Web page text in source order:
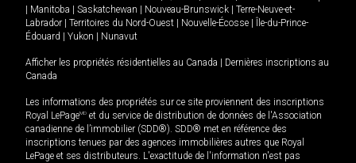
Manitoba Saskatchewan Nouveau-Brunswick
Terre-Neuve-et-
Labrador
Territoires du Nord-Ouest Nouvelle-Écosse
Île-du-Prince-
Édouard
Yukon Nunavut
Afficher les propriétés résidentielles au Canada
Dernières inscriptions au
Canada
Les informations des propriétés sur ce site proviennent des inscriptions
Royal LePageMD et du service de distribution de données de l'Association
canadienne de l’immobilier (SDD®). SDD® met en référence des
inscriptions tenues par des agences immobilières autres que Royal
LePage et ses distributeurs. L'exactitude de l'information n'est pas